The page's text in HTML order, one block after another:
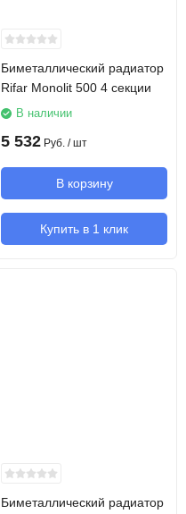
Биметаллический радиатор
Rifar Monolit 500 4 секции
В наличии
5 532 Руб. / шт
В корзину
Купить в 1 клик
Биметаллический радиатор